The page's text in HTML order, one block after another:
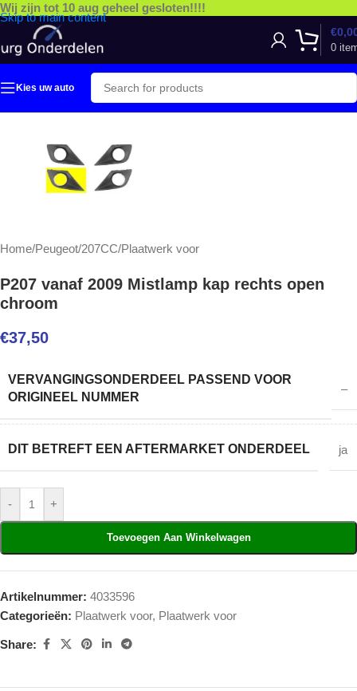
Skip to main content
Wij zijn tot 10 aug geheel gesloten!!!!
0
€
Kies uw auto
Home/Peugeot/207CC/Plaatwerk voor
P207 vanaf 2009 Mistlamp kap rechts open
chroom
€37,50
VERVANGINGSONDERDEEL PASSEND VOOR
ORIGINEEL NUMMER
–
DIT BETREFT EEN AFTERMARKET ONDERDEEL ja
- +
Toevoegen Aan Winkelwagen
Artikelnummer: 4033596
Categorieën: Plaatwerk voor, Plaatwerk voor
Share: